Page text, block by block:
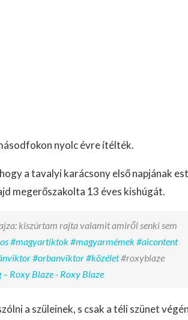
nyolc évre ítélték.
a tavalyi karácsony első napjának
megerőszakolta 13 éves kishúgát.
kiszúrtam rajta valamit amiről senki sem
#magyartiktok#magyarmémek#aicontent
#orbanviktor#közélet#roxyblaze
Roxy Blaze - Roxy Blaze
a szüleinek, s csak a téli szünet